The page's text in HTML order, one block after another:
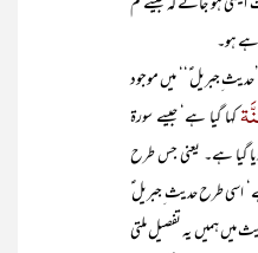
ہو۔
ِجبریل ؑ‘‘ میں موجود
کہا گیا ہے‘ جیسے سورۃ
گیا ہے۔ یعنی جس طرح
اسی طرح حدیث ِجبریل
ہمیں یہ تفصیل ملتی